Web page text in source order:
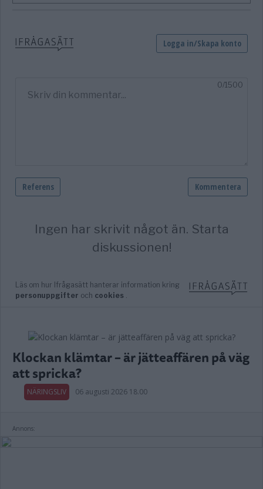
Klockan klämtar – är jätteaffären på väg
att spricka?
NÄRINGSLIV 06 augusti 2026 18.00
Annons: